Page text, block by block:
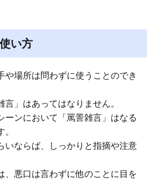
い方
や場所は問わずに使うことのでき
」はあってはなりません。
ーンにおいて「罵詈雑言」はなる
いならば、しっかりと指摘や注意
、悪口は言わずに他のことに目を